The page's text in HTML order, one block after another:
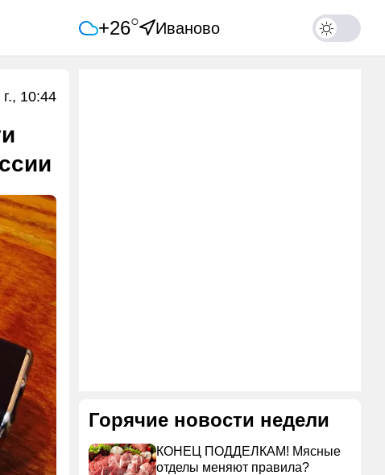
+26○ Иваново
10:44
Горячие новости недели
КОНЕЦ ПОДДЕЛКАМ! Мясные
отделы меняют правила?